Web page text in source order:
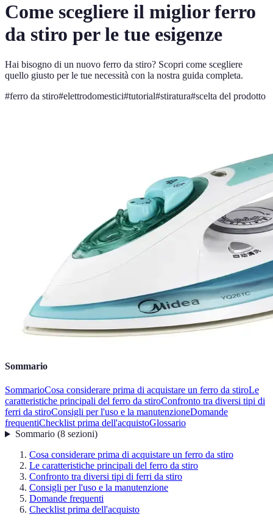
Come scegliere il miglior ferro
da stiro per le tue esigenze
Hai bisogno di un nuovo ferro da stiro? Scopri come scegliere
quello giusto per le tue necessità con la nostra guida completa.
#ferro da stiro#elettrodomestici#tutorial#stiratura#scelta del prodotto
Sommario
SommarioCosa considerare prima di acquistare un ferro da stiroLe
caratteristiche principali del ferro da stiroConfronto tra diversi tipi di
ferri da stiroConsigli per l'uso e la manutenzioneDomande
frequentiChecklist prima dell'acquistoGlossario
Sommario(8 sezioni)
Cosa considerare prima di acquistare un ferro da stiro
Le caratteristiche principali del ferro da stiro
Confronto tra diversi tipi di ferri da stiro
Consigli per l'uso e la manutenzione
Domande frequenti
Checklist prima dell'acquisto